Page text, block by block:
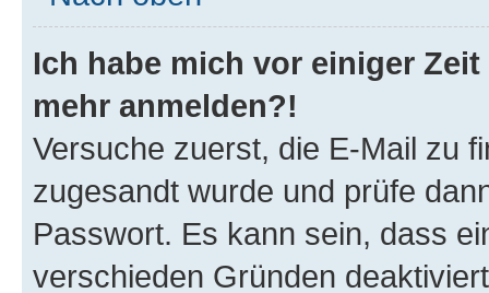
Ich habe mich vor einiger
mehr anmelden?!
Versuche zuerst, die E-Mail zu
zugesandt wurde und prüfe
Passwort. Es kann sein, dass
verschieden Gründen